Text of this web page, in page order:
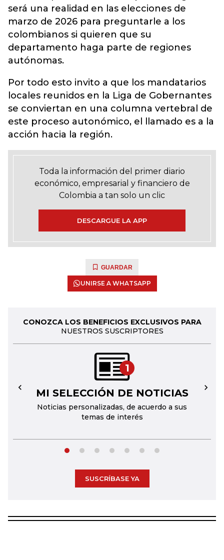
será una realidad en las elecciones de
marzo de 2026 para preguntarle a los
colombianos si quieren que su
departamento haga parte de regiones
autónomas.
Por todo esto invito a que los mandatarios
locales reunidos en la Liga de Gobernantes
se conviertan en una columna vertebral de
este proceso autonómico, el llamado es a la
acción hacia la región.
Toda la información del primer diario
económico, empresarial y financiero de
Colombia a tan solo un clic
DESCARGUE LA APP
GUARDAR
UNIRSE A WHATSAPP
CONOZCA LOS BENEFICIOS EXCLUSIVOS PARA
NUESTROS SUSCRIPTORES
1
MI SELECCIÓN DE NOTICIAS
Noticias personalizadas, de acuerdo a sus
temas de interés
← →
SUSCRÍBASE YA